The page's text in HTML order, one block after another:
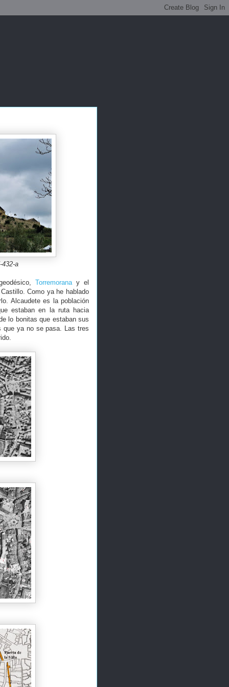
a
Torremorana y el
Como ya he hablado
Alcaudete es la población
estaban en la ruta hacia
lo bonitas que estaban sus
que ya no se pasa. Las tres